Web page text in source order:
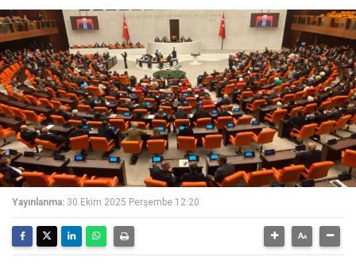
Yayınlanma: 30 Ekim 2025 Perşembe 12:20